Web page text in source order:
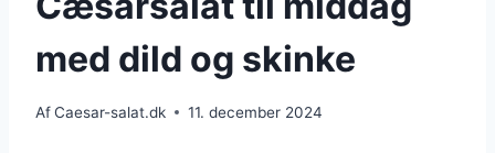
med dild og skinke
AfCaesar-salat.dk 11. december 2024